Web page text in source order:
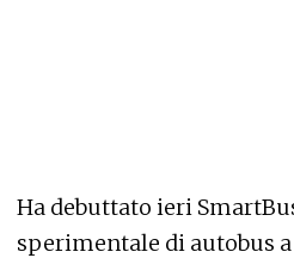
Ha debuttato ieri
sperimentale di autobus